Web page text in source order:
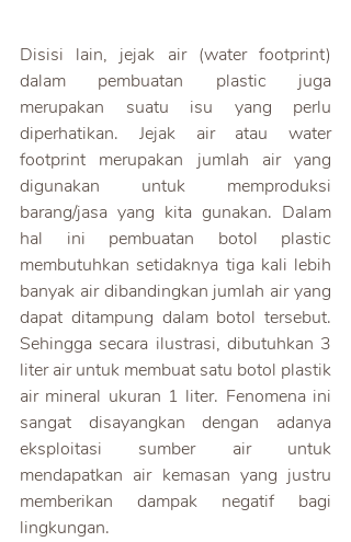
Disisi lain, jejak air (water footprint)
dalam pembuatan plastic juga
merupakan suatu isu yang perlu
diperhatikan. Jejak air atau water
footprint merupakan jumlah air yang
digunakan untuk memproduksi
barang/jasa yang kita gunakan. Dalam
hal ini pembuatan botol plastic
membutuhkan setidaknya tiga kali lebih
banyak air dibandingkan jumlah air yang
dapat ditampung dalam botol tersebut.
Sehingga secara ilustrasi, dibutuhkan 3
liter air untuk membuat satu botol plastik
air mineral ukuran 1 liter. Fenomena ini
sangat disayangkan dengan adanya
eksploitasi sumber air untuk
mendapatkan air kemasan yang justru
memberikan dampak negatif bagi
lingkungan.